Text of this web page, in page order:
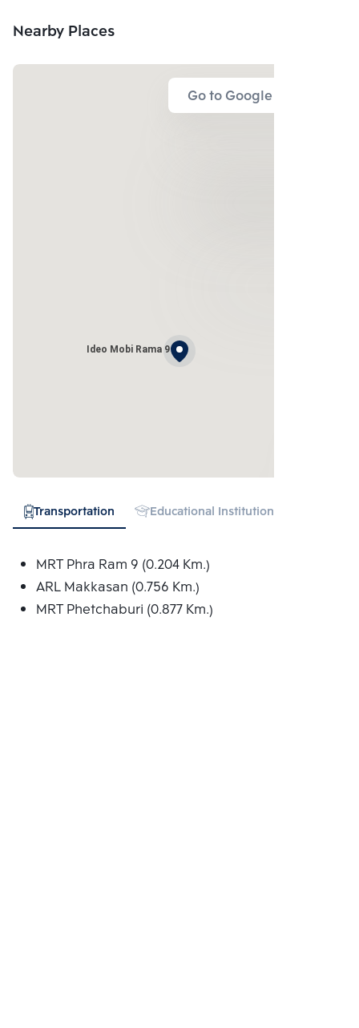
Nearby Places
Go to Google Map
Ideo Mobi Rama 9
Transportation Educational Institution
MRT Phra Ram 9 (0.204 Km.)
ARL Makkasan (0.756 Km.)
MRT Phetchaburi (0.877 Km.)